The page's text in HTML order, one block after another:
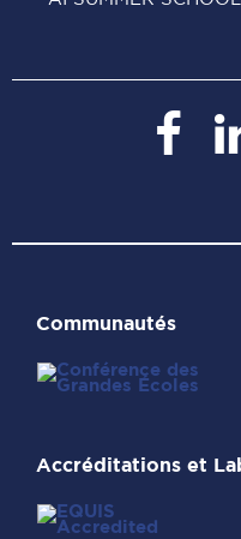
Communautés
Accréditations et